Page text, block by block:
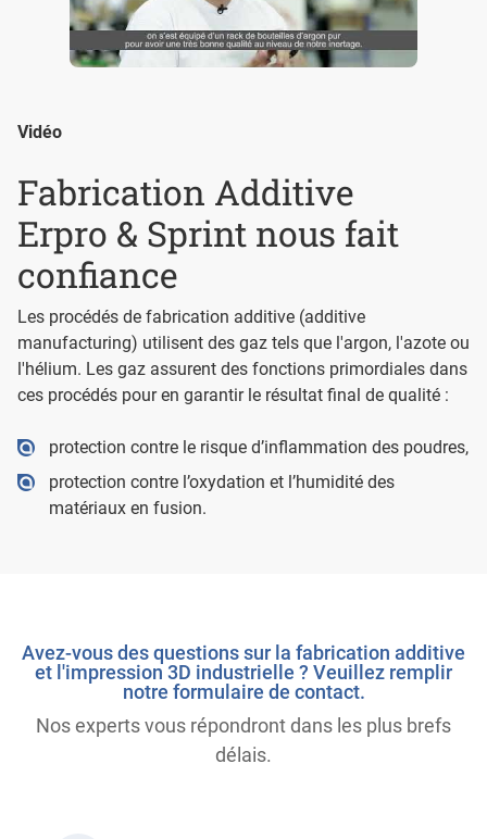
Vidéo
Fabrication Additive
Erpro & Sprint nous fait
confiance
Les procédés de fabrication additive (additive
manufacturing) utilisent des gaz tels que l'argon, l'azote ou
l'hélium. Les gaz assurent des fonctions primordiales dans
ces procédés pour en garantir le résultat final de qualité :
protection contre le risque d’inflammation des poudres,
protection contre l’oxydation et l’humidité des
matériaux en fusion.
Avez-vous des questions sur la fabrication additive
et l'impression 3D industrielle ? Veuillez remplir
notre formulaire de contact.
Nos experts vous répondront dans les plus brefs
délais.